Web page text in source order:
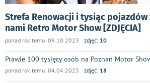
Strefa Renowacji i tysiąc pojazdów
nami Retro Motor Show [ZDJĘCIA]
ponad rok temu 09.10.2023 zdjęć: 10
Prawie 100 tysięcy osób na Poznań Motor
ponad rok temu 04.04.2023 zdjęć: 18